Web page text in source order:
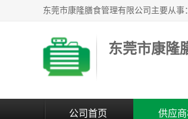
东莞市康隆
公司首页 供应